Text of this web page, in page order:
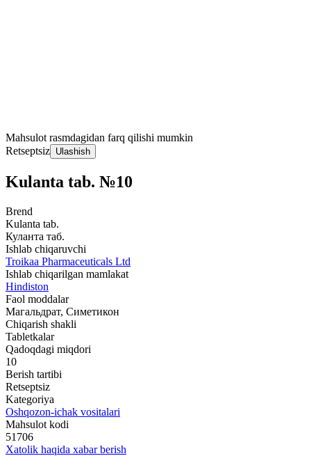
Mahsulot rasmdagidan farq qilishi mumkin
Retseptsiz Ulashish
Kulanta tab. №10
Brend
Kulanta tab.
Куланта таб.
Ishlab chiqaruvchi
Troikaa Pharmaceuticals Ltd
Ishlab chiqarilgan mamlakat
Hindiston
Faol moddalar
Магальдрат, Симетикон
Chiqarish shakli
Tabletkalar
Qadoqdagi miqdori
10
Berish tartibi
Retseptsiz
Kategoriya
Oshqozon-ichak vositalari
Mahsulot kodi
51706
Xatolik haqida xabar berish